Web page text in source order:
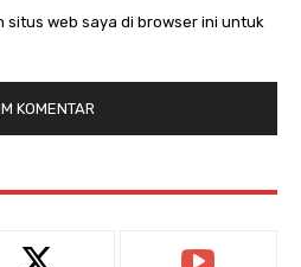
situs web saya di browser ini untuk